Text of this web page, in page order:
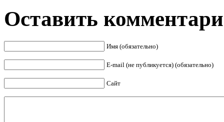
Оставить
Имя (обязательно)
E-mail (не публикуется) (обязательно)
Сайт